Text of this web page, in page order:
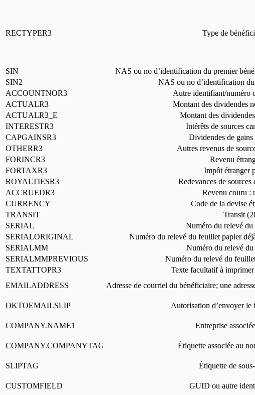
RECTYPER3 Type de
SIN
NAS ou no d’identification du premier
SIN2
NAS ou no d’identification
ACCOUNTNOR3
Autre identifiant/numéro
ACTUALR3
Montant des dividendes
ACTUALR3_E
Montant des
INTERESTR3
Intérêts de sources
CAPGAINSR3
Dividendes de
OTHERR3
Autres revenus de
FORINCR3
Revenu
FORTAXR3
Impôt étranger
ROYALTIESR3
Redevances de sources
ACCRUEDR3
Revenu couru :
CURRENCY
Code de la devise
TRANSIT
Transit
SERIAL
Numéro du relevé
SERIALORIGINAL
Numéro du relevé du feuillet papier
SERIALMM
Numéro du relevé
SERIALMMPREVIOUS
Numéro du relevé du
TEXTATTOPR3
Texte facultatif à
EMAILADDRESS
Adresse de courriel du bénéficiaire; une
OKTOEMAILSLIP Autorisation d’envoyer le
COMPANY.NAME1 Entreprise
COMPANY.COMPANYTAG Étiquette associée au
SLIPTAG Étiquette de
CUSTOMFIELD GUID ou autre